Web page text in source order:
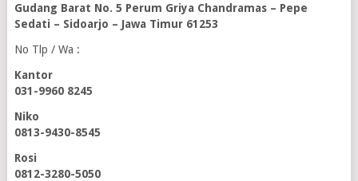
Gudang Barat No. 5 Perum Griya Chandramas – Pepe
Sedati – Sidoarjo – Jawa Timur 61253
No Tlp / Wa :
Kantor
031-9960 8245
Niko
0813-9430-8545
Rosi
0812-3280-5050